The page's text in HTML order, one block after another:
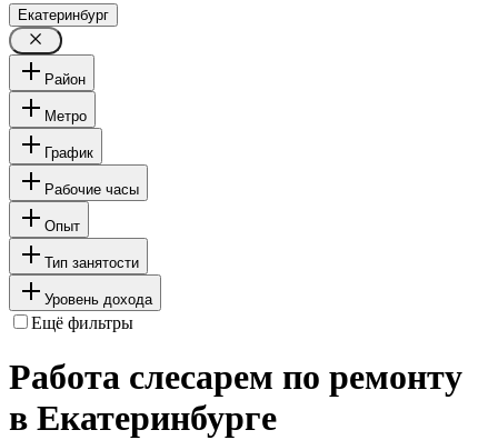
Екатеринбург
Район
Метро
График
Рабочие часы
Опыт
Тип занятости
Уровень дохода
Ещё фильтры
Работа слесарем по ремонту
в Екатеринбурге